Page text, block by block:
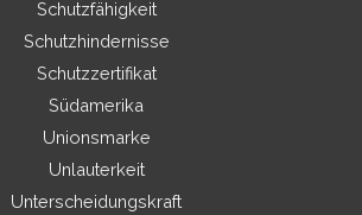
Schutzfähigkeit
Schutzhindernisse
Schutzzertifikat
Südamerika
Unionsmarke
Unlauterkeit
Unterscheidungskraft